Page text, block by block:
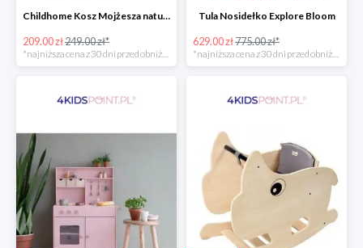
Childhome Kosz Mojżesza natural
209.00 zł249.00 zł*
Tula Nosidełko Explore Bloom
629.00 zł775.00 zł*